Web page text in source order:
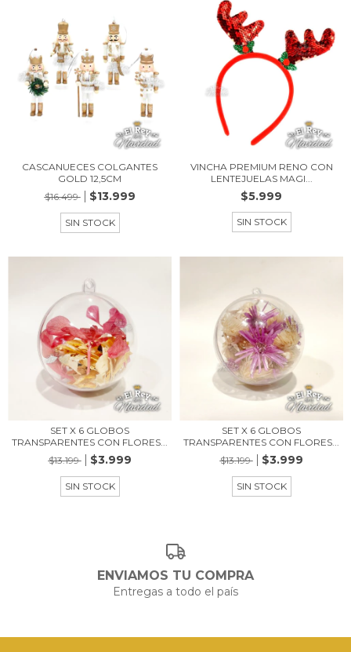
CASCANUECES COLGANTES
GOLD 12,5CM
$16.499
$13.999
SIN STOCK
VINCHA PREMIUM RENO CON
LENTEJUELAS MAGI...
$5.999
SIN STOCK
SET X 6 GLOBOS
TRANSPARENTES CON FLORES...
$13.199
$3.999
SIN STOCK
SET X 6 GLOBOS
TRANSPARENTES CON FLORES...
$13.199
$3.999
SIN STOCK
ENVIAMOS TU COMPRA
Entregas a todo el país